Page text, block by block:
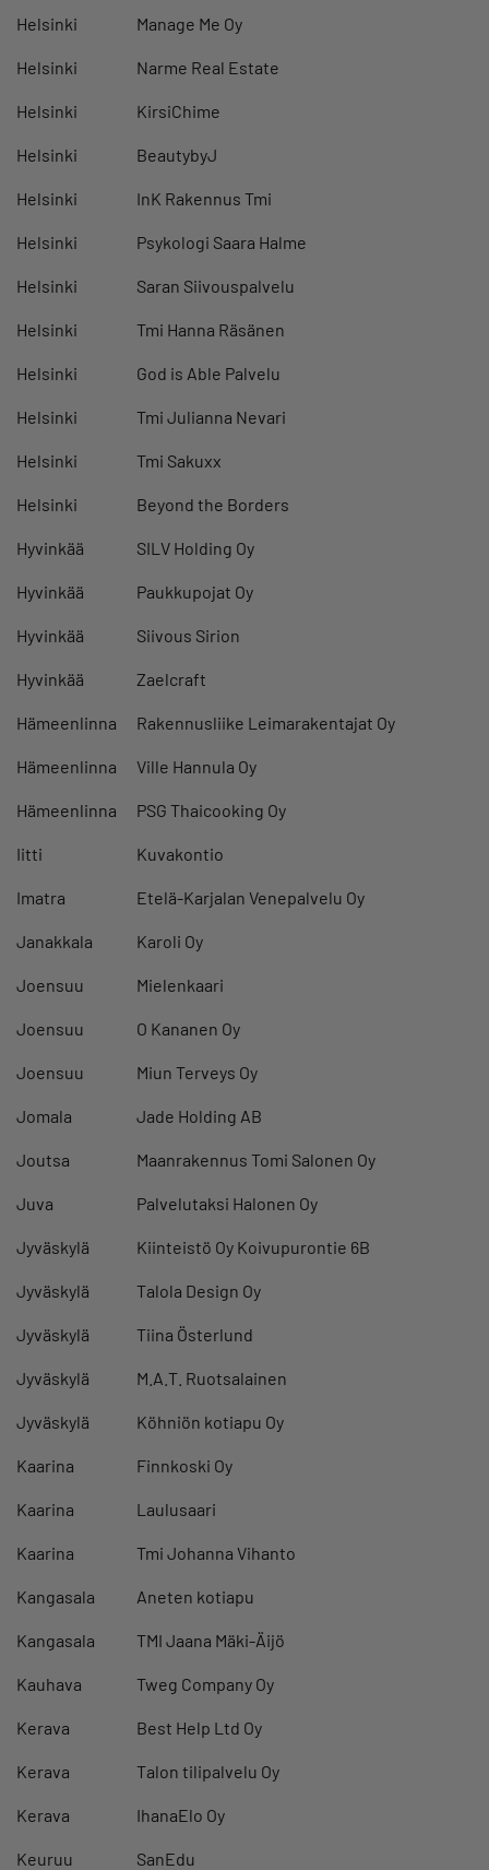
Helsinki Manage Me Oy
Helsinki Narme Real Estate
Helsinki KirsiChime
Helsinki BeautybyJ
Helsinki InK Rakennus Tmi
Helsinki Psykologi Saara Halme
Helsinki Saran Siivouspalvelu
Helsinki Tmi Hanna Räsänen
Helsinki God is Able Palvelu
Helsinki Tmi Julianna Nevari
Helsinki Tmi Sakuxx
Helsinki Beyond the Borders
Hyvinkää SILV Holding Oy
Hyvinkää Paukkupojat Oy
Hyvinkää Siivous Sirion
Hyvinkää Zaelcraft
Hämeenlinna Rakennusliike Leimarakentajat Oy
Hämeenlinna Ville Hannula Oy
Hämeenlinna PSG Thaicooking Oy
Iitti Kuvakontio
Imatra Etelä-Karjalan Venepalvelu Oy
Janakkala Karoli Oy
Joensuu Mielenkaari
Joensuu O Kananen Oy
Joensuu Miun Terveys Oy
Jomala Jade Holding AB
Joutsa Maanrakennus Tomi Salonen Oy
Juva Palvelutaksi Halonen Oy
Jyväskylä Kiinteistö Oy Koivupurontie 6B
Jyväskylä Talola Design Oy
Jyväskylä Tiina Österlund
Jyväskylä M.A.T. Ruotsalainen
Jyväskylä Köhniön kotiapu Oy
Kaarina Finnkoski Oy
Kaarina Laulusaari
Kaarina Tmi Johanna Vihanto
Kangasala Aneten kotiapu
Kangasala TMI Jaana Mäki-Äijö
Kauhava Tweg Company Oy
Kerava Best Help Ltd Oy
Kerava Talon tilipalvelu Oy
Kerava IhanaElo Oy
Keuruu SanEdu